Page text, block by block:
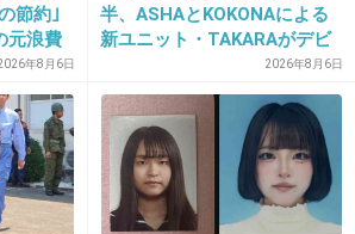
った、
-14
なけりゃいい、ヤクザ映画や
節約｣
元浪費
食品5
年8月6日
半、ASHAとKOKONAによる
新ユニット・TAKARAがデビ
2026年8月6日